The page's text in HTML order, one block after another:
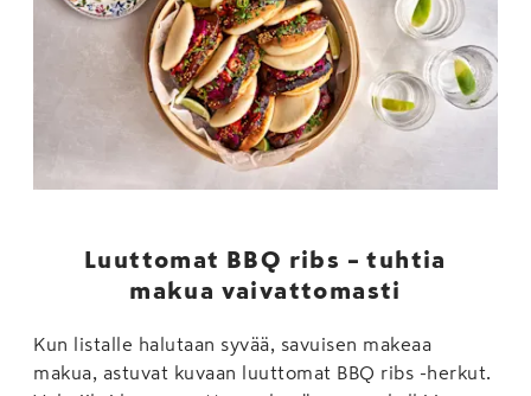
Luuttomat BBQ ribs – tuhtia
makua vaivattomasti
Kun listalle halutaan syvää, savuisen makeaa
makua, astuvat kuvaan luuttomat BBQ ribs -herkut.